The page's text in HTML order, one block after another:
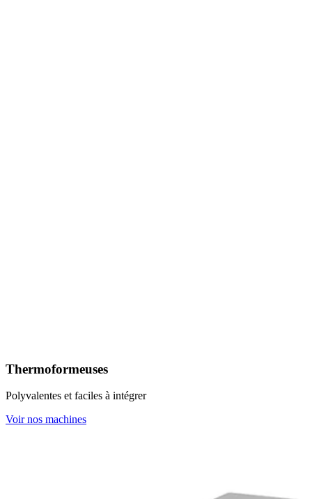
Thermoformeuses
Polyvalentes et faciles à intégrer
Voir nos machines